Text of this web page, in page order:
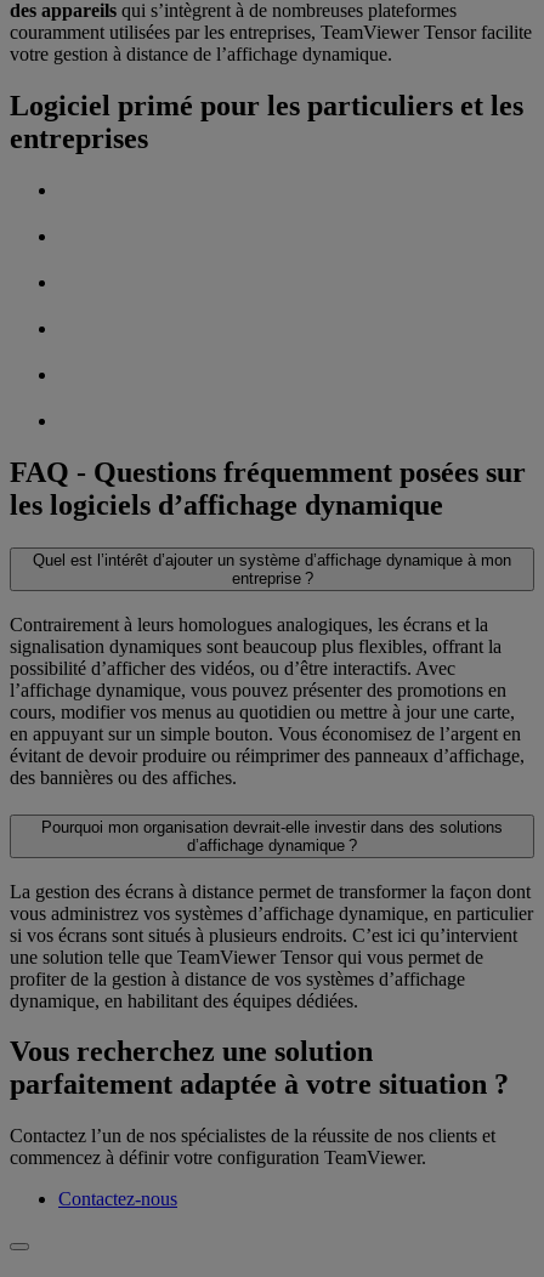
des appareils qui s’intègrent à de nombreuses plateformes
couramment utilisées par les entreprises, TeamViewer Tensor facilite
votre gestion à distance de l’affichage dynamique.
Logiciel primé pour les particuliers et les
entreprises
FAQ - Questions fréquemment posées sur
les logiciels d’affichage dynamique
Quel est l’intérêt d’ajouter un système d’affichage dynamique à mon
entreprise ?
Contrairement à leurs homologues analogiques, les écrans et la
signalisation dynamiques sont beaucoup plus flexibles, offrant la
possibilité d’afficher des vidéos, ou d’être interactifs. Avec
l’affichage dynamique, vous pouvez présenter des promotions en
cours, modifier vos menus au quotidien ou mettre à jour une carte,
en appuyant sur un simple bouton. Vous économisez de l’argent en
évitant de devoir produire ou réimprimer des panneaux d’affichage,
des bannières ou des affiches.
Pourquoi mon organisation devrait-elle investir dans des solutions
d’affichage dynamique ?
La gestion des écrans à distance permet de transformer la façon dont
vous administrez vos systèmes d’affichage dynamique, en particulier
si vos écrans sont situés à plusieurs endroits. C’est ici qu’intervient
une solution telle que TeamViewer Tensor qui vous permet de
profiter de la gestion à distance de vos systèmes d’affichage
dynamique, en habilitant des équipes dédiées.
Vous recherchez une solution
parfaitement adaptée à votre situation ?
Contactez l’un de nos spécialistes de la réussite de nos clients et
commencez à définir votre configuration TeamViewer.
Contactez-nous